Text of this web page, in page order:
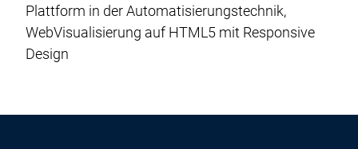
Plattform in der Automatisierungstechnik,
WebVisualisierung auf HTML5 mit Responsive
Design